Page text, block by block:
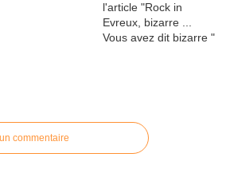
commentaire